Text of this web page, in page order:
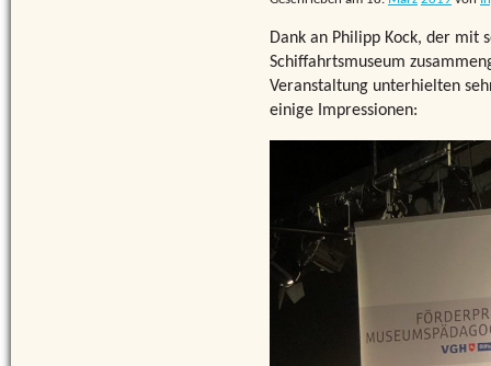
Dank an Philipp Kock, der mit
Schiffahrtsmuseum
Veranstaltung unterhielten
einige Impressionen: